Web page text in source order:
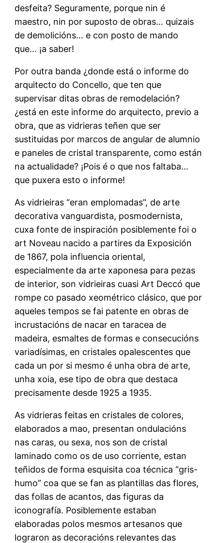
desfeita? Seguramente, porque nin é
maestro, nin por suposto de obras… quizais
de demolicións… e con posto de mando
que… ¡a saber!
Por outra banda ¿donde está o informe do
arquitecto do Concello, que ten que
supervisar ditas obras de remodelación?
¿está en este informe do arquitecto, previo a
obra, que as vidrieras teñen que ser
sustituidas por marcos de angular de alumnio
e paneles de cristal transparente, como están
na actualidade? ¡Pois é o que nos faltaba…
que puxera esto o informe!
As vidrieiras “eran emplomadas”, de arte
decorativa vanguardista, posmodernista,
cuxa fonte de inspiración posiblemente foi o
art Noveau nacido a partires da Exposición
de 1867, pola influencia oriental,
especialmente da arte xaponesa para pezas
de interior, son vidrieiras cuasi Art Deccó que
rompe co pasado xeométrico clásico, que por
aqueles tempos se fai patente en obras de
incrustacións de nacar en taracea de
madeira, esmaltes de formas e consecucións
variadísimas, en cristales opalescentes que
cada un por si mesmo é unha obra de arte,
unha xoia, ese tipo de obra que destaca
precisamente desde 1925 a 1935.
As vidrieras feitas en cristales de colores,
elaborados a mao, presentan ondulacións
nas caras, ou sexa, nos son de cristal
laminado como os de uso corriente, estan
teñidos de forma esquisita coa técnica “gris-
humo” coa que se fan as plantillas das flores,
das follas de acantos, das figuras da
iconografía. Posiblemente estaban
elaboradas polos mesmos artesanos que
lograron as decoracións relevantes das